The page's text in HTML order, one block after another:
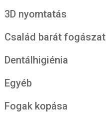
3D nyomtatás
Család barát fogászat
Dentálhigiénia
Egyéb
Fogak kopása